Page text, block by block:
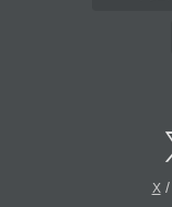
X/